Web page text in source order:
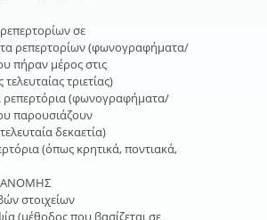
σε
ρεπερτορίων (φωνογραφήματα/
πήραν μέρος στις
τριετίας)
ρεπερτόρια (φωνογραφήματα/
παρουσιάζουν
δεκαετία)
(όπως κρητικά, ποντιακά,
στοιχείων
(µέθοδος που βασίζεται σε